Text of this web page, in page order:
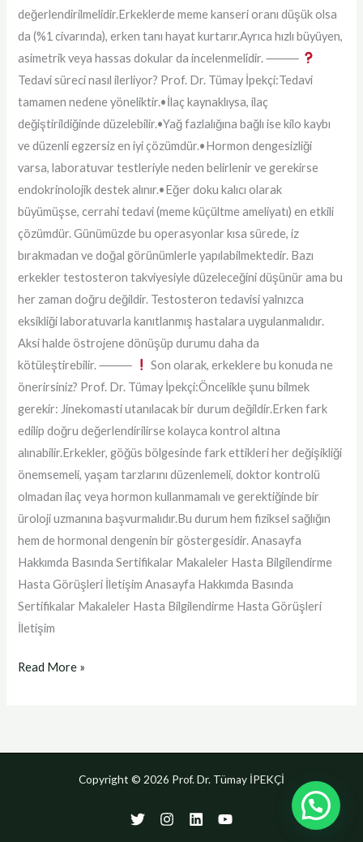
değerlendirilmelidir.Erkeklerde meme kanseri oranı düşük olsa
da (%1 civarında), erken tanı hayat kurtarır.Ayrıca hızlı büyüyen,
asimetrik veya hassas dokular da incelenmelidir. ⸻
Tedavi süreci nasıl ilerliyor? Prof. Dr. Tümay İpekçi:Tedavi
tamamen nedene yöneliktir.•İlaç kaynaklıysa, ilaç
değiştirildiğinde düzelebilir.•Yağ fazlalığına bağlı ise kilo kaybı
ve düzenli egzersiz en iyi çözümdür.•Hormon dengesizliği
varsa, laboratuvar testleriyle neden belirlenir ve gerekirse
endokrinolojik destek alınır.•Eğer doku kalıcı olarak
büyümüşse, cerrahi tedavi (meme küçültme ameliyatı) en etkili
çözümdür. Günümüzde bu operasyonlar kısa sürede, iz
bırakmadan ve doğal görünümlerle yapılabilmektedir. Bazı
erkekler testosteron takviyesiyle düzeleceğini düşünür ama bu
her zaman doğru değildir. Testosteron tedavisi yalnızca
eksikliği laboratuvarla kanıtlanmış hastalara uygulanmalıdır.
Aksi halde östrojene dönüşüp durumu daha da
kötüleştirebilir. ⸻
Son olarak, erkeklere bu konuda ne
önerirsiniz? Prof. Dr. Tümay İpekçi:Öncelikle şunu bilmek
gerekir: Jinekomasti utanılacak bir durum değildir.Erken fark
edilip doğru değerlendirilirse kolayca kontrol altına
alınabilir.Erkekler, göğüs bölgesinde fark ettikleri her değişikliği
önemsemeli, yaşam tarzlarını düzenlemeli, doktor kontrolü
olmadan ilaç veya hormon kullanmamalı ve gerektiğinde bir
üroloji uzmanına başvurmalıdır.Bu durum hem fiziksel sağlığın
hem de hormonal dengenin bir göstergesidir. Anasayfa
Hakkımda Basında Sertifikalar Makaleler Hasta Bilgilendirme
Hasta Görüşleri İletişim Anasayfa Hakkımda Basında
Sertifikalar Makaleler Hasta Bilgilendirme Hasta Görüşleri
İletişim
Read More »
Copyright © 2026 Prof. Dr. Tümay İPEKÇİ